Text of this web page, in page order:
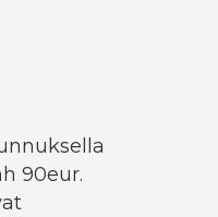
90eur.